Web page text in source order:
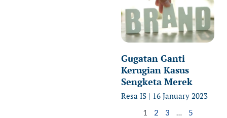
Gugatan Ganti
Kerugian Kasus
Sengketa Merek
Resa IS 16 January 2023
1 2 3 … 5